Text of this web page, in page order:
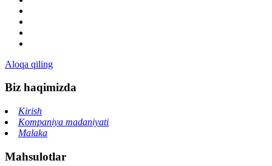
Aloqa qiling
Biz haqimizda
Kirish
Kompaniya madaniyati
Malaka
Mahsulotlar